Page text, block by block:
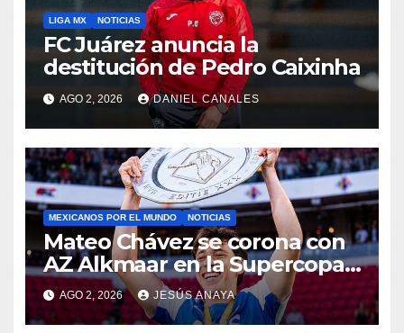
LIGA MX NOTICIAS
FC Juárez anuncia la
destitución de Pedro Caixinha
AGO 2, 2026 DANIEL CANALES
MEXICANOS POR EL MUNDO NOTICIAS
Mateo Chávez se corona con
AZ Alkmaar en la Supercopa
de Países Bajos
AGO 2, 2026 JESÚS ANAYA